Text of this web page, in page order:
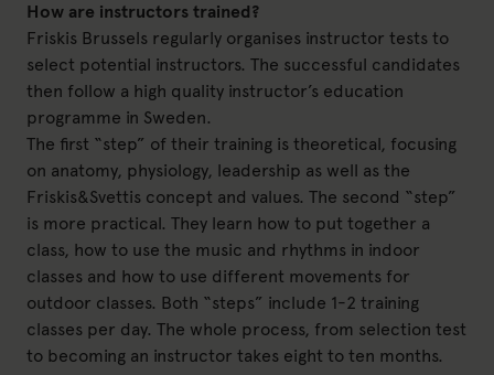
How are instructors trained?
Friskis Brussels regularly organises instructor tests to
select potential instructors. The successful candidates
then follow a high quality instructor’s education
programme in Sweden.
The first “step” of their training is theoretical, focusing
on anatomy, physiology, leadership as well as the
Friskis&Svettis concept and values. The second “step”
is more practical. They learn how to put together a
class, how to use the music and rhythms in indoor
classes and how to use different movements for
outdoor classes. Both “steps” include 1-2 training
classes per day. The whole process, from selection test
to becoming an instructor takes eight to ten months.